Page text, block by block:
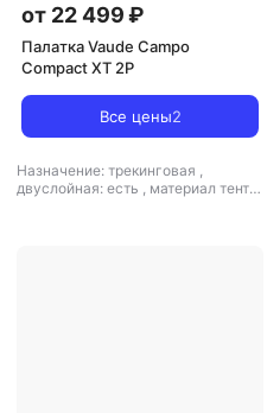
от 22 499 ₽
Палатка Vaude Campo
Compact XT 2P
Все цены2
Назначение: трекинговая ,
двуслойная: есть , материал тента: